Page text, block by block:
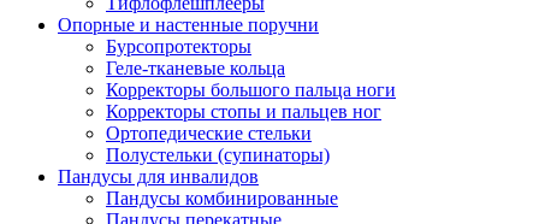
Опорные и настенные поручни
Бурсопротекторы
Геле-тканевые кольца
Корректоры большого пальца ноги
Корректоры стопы и пальцев ног
Ортопедические стельки
Полустельки (супинаторы)
Пандусы для инвалидов
Пандусы комбинированные
Пандусы перекатные